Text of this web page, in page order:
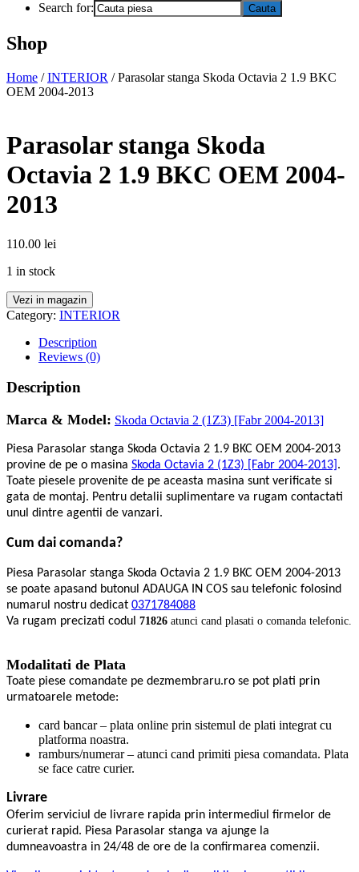
Search for:
Shop
Home /INTERIOR / Parasolar stanga Skoda Octavia 2 1.9 BKC
OEM 2004-2013
Parasolar stanga Skoda
Octavia 2 1.9 BKC OEM 2004-
2013
110.00 lei
1 in stock
Vezi in magazin
Category: INTERIOR
Description
Reviews (0)
Description
Marca & Model: Skoda Octavia 2 (1Z3) [Fabr 2004-2013]
Piesa Parasolar stanga Skoda Octavia 2 1.9 BKC OEM 2004-2013
provine de pe o masina Skoda Octavia 2 (1Z3) [Fabr 2004-2013] .
Toate piesele provenite de pe aceasta masina sunt verificate si
gata de montaj. Pentru detalii suplimentare va rugam contactati
unul dintre agentii de vanzari.
Cum dai comanda?
Piesa Parasolar stanga Skoda Octavia 2 1.9 BKC OEM 2004-2013
se poate apasand butonul ADAUGA IN COS sau telefonic folosind
numarul nostru dedicat 0371784088
Va rugam precizati codul 71826 atunci cand plasati o comanda telefonic.
Modalitati de Plata
Toate piese comandate pe dezmembraru.ro se pot plati prin
urmatoarele metode:
card bancar – plata online prin sistemul de plati integrat cu
platforma noastra.
ramburs/numerar – atunci cand primiti piesa comandata. Plata
se face catre curier.
Livrare
Oferim serviciul de livrare rapida prin intermediul firmelor de
curierat rapid. Piesa Parasolar stanga va ajunge la
dumneavoastra in 24/48 de ore de la confirmarea comenzii.